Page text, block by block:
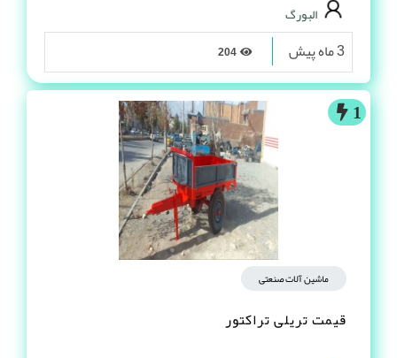
البورگ
3 ماه پیش
1
ماشین آلات صنعتی
قیمت تریلی تراکتور